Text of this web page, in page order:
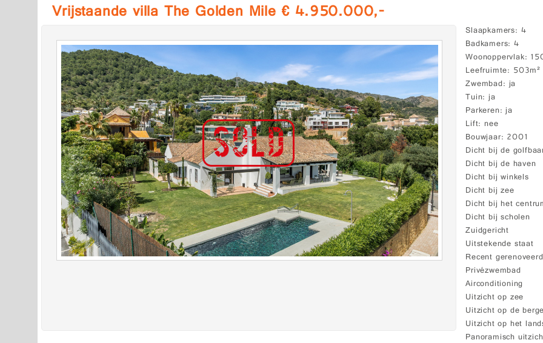
Vrijstaande villa The Golden Mile € 4.950.000,-
Slaapkamers 4
Badkamers 4
Woonoppervlak
Leefruimte 503m²
Zwembad ja
Tuin ja
Parkeren ja
Lift nee
Bouwjaar 2001
Dicht bij de
Dicht bij de haven
Dicht bij winkels
Dicht bij zee
Dicht bij het
Dicht bij scholen
Zuidgericht
Uitstekende staat
Recent gerenoveerd
Privézwembad
Airconditioning
Uitzicht op zee
Uitzicht op de
Uitzicht op het
Panoramisch